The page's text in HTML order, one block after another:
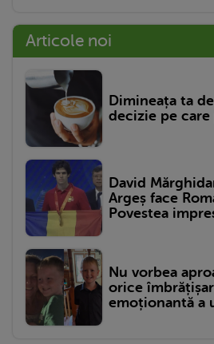
Articole noi
Dimineața ta
decizie pe
David
Argeș face
Povestea
Nu vorbea
orice
emoționantă a